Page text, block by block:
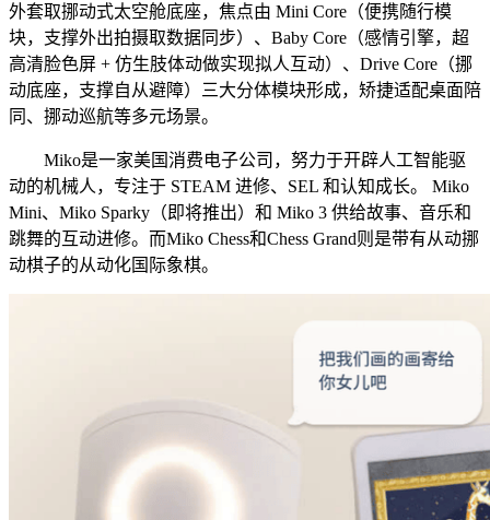
外套取挪动式太空舱底座，焦点由 Mini Core（便携随行模
块，支撑外出拍摄取数据同步）、Baby Core（感情引擎，超
高清脸色屏 + 仿生肢体动做实现拟人互动）、Drive Core（挪
动底座，支撑自从避障）三大分体模块形成，矫捷适配桌面陪
同、挪动巡航等多元场景。
Miko是一家美国消费电子公司，努力于开辟人工智能驱
动的机械人，专注于 STEAM 进修、SEL 和认知成长。 Miko
Mini、Miko Sparky（即将推出）和 Miko 3 供给故事、音乐和
跳舞的互动进修。而Miko Chess和Chess Grand则是带有从动挪
动棋子的从动化国际象棋。